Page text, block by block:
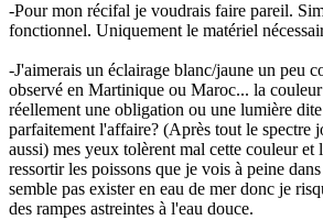
-Pour mon récifal je voudrais faire pareil.
fonctionnel. Uniquement le matériel
-J'aimerais un éclairage blanc/jaune un peu
observé en Martinique ou Maroc... la
réellement une obligation ou une lumière
parfaitement l'affaire? (Après tout le spectre
aussi) mes yeux tolèrent mal cette couleur
ressortir les poissons que je vois à peine
semble pas exister en eau de mer donc je
des rampes astreintes à l'eau douce.